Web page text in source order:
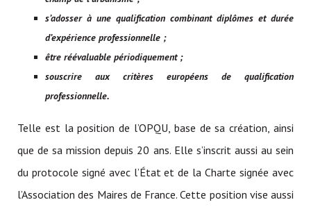
s’adosser à une qualification combinant diplômes et durée
d’expérience professionnelle ;
être réévaluable périodiquement ;
souscrire aux critères européens de qualification
professionnelle.
Telle est la position de l’OPQU, base de sa création, ainsi
que de sa mission depuis 20 ans. Elle s’inscrit aussi au sein
du protocole signé avec l’État et de la Charte signée avec
l’Association des Maires de France. Cette position vise aussi